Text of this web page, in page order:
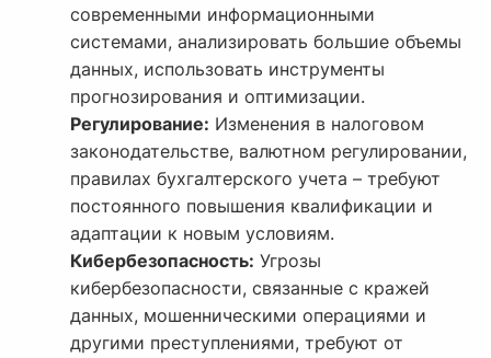
современными информационными
системами, анализировать большие объемы
данных, использовать инструменты
прогнозирования и оптимизации.
Регулирование: Изменения в налоговом
законодательстве, валютном регулировании,
правилах бухгалтерского учета – требуют
постоянного повышения квалификации и
адаптации к новым условиям.
Кибербезопасность: Угрозы
кибербезопасности, связанные с кражей
данных, мошенническими операциями и
другими преступлениями, требуют от